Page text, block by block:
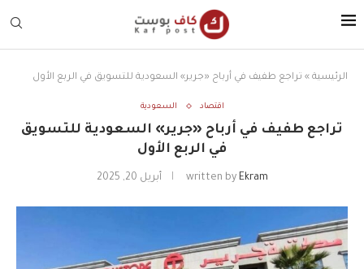
الرئيسية » تراجع طفيف في أرباح «جرير» السعودية للتسويق في الربع الأول
اقتصاد السعودية
تراجع طفيف في أرباح «جرير» السعودية للتسويق
في الربع الأول
written by Ekram أبريل 20, 2025